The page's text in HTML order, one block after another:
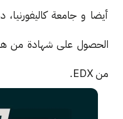
أيضا و جامعة
الحصول على شهادة من
من EDX.